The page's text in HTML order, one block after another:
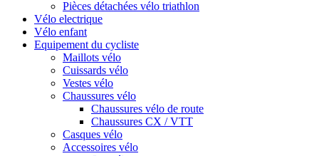
Pièces détachées vélo triathlon
Vélo electrique
Vélo enfant
Equipement du cycliste
Maillots vélo
Cuissards vélo
Vestes vélo
Chaussures vélo
Chaussures vélo de route
Chaussures CX / VTT
Casques vélo
Accessoires vélo